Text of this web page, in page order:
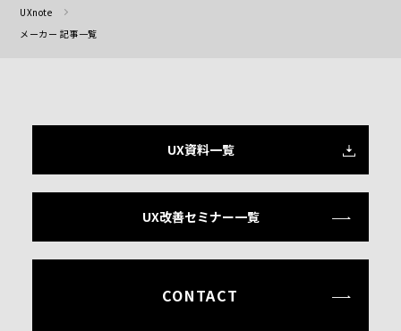
UXnote
メーカー 記事一覧
UX資料一覧
UX改善セミナー一覧
CONTACT